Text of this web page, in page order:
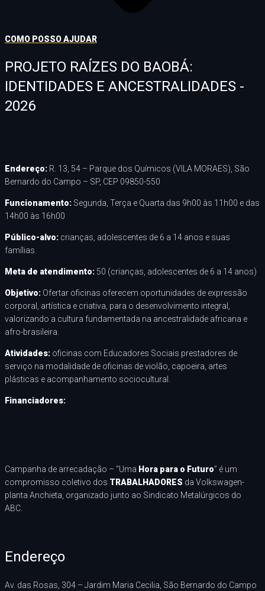
COMO POSSO AJUDAR
PROJETO RAÍZES DO BAOBÁ:
IDENTIDADES E ANCESTRALIDADES -
2026
Endereço: R. 13, 54 – Parque dos Químicos (VILA MORAES), São
Bernardo do Campo – SP, CEP 09850-550
Funcionamento: Segunda, Terça e Quarta das 9h00 às 11h00 e das
14h00 às 16h00
Público-alvo: crianças, adolescentes de 6 a 14 anos e suas
famílias.
Meta de atendimento: 50 (crianças, adolescentes de 6 a 14 anos)
Objetivo: Ofertar oficinas oferecem oportunidades de expressão
corporal, artística e criativa, para o desenvolvimento integral,
valorizando a cultura fundamentada na ancestralidade africana e
afro-brasileira.
Atividades: oficinas com Educadores Sociais prestadores de
serviço na modalidade de oficinas de violão, capoeira, artes
plásticas e acompanhamento sociocultural.
Financiadores:
Campanha de arrecadação – “Uma Hora para o Futuro” é um
compromisso coletivo dos TRABALHADORES da Volkswagen-
planta Anchieta, organizado junto ao Sindicato Metalúrgicos do
ABC.
Endereço
Av. das Rosas, 304 – Jardim Maria Cecilia, São Bernardo do Campo